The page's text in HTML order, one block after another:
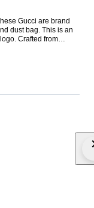
Gucci are brand
This is an
Crafted from
are responsible for
Stone Island,